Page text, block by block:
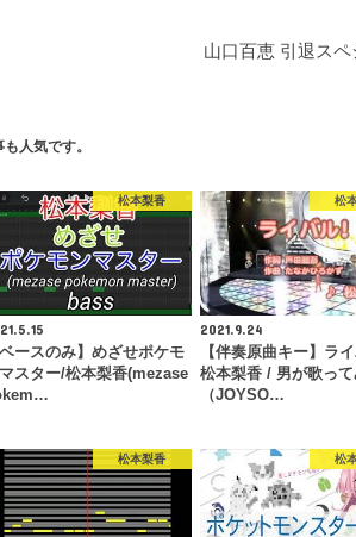
山口百恵 引退ス
人気です。
松本梨香
ベースのみ】めざせポケモ
スター/松本梨香(mezase
松
2021.9.24
【伴奏原曲キー】ラ
松本梨香 / 男が歌って
（JOYSO…
松本梨香 松